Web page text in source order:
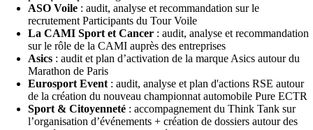
ASO Voile : audit, analyse et recommandation sur le
recrutement Participants du Tour Voile
La CAMI Sport et Cancer : audit, analyse et recommandation
sur le rôle de la CAMI auprès des entreprises
Asics : audit et plan d’activation de la marque Asics autour du
Marathon de Paris
Eurosport Event : audit, analyse et plan d'actions RSE autour
de la création du nouveau championnat automobile Pure ECTR
Sport & Citoyenneté : accompagnement du Think Tank sur
l’organisation d’événements + création de dossiers autour des